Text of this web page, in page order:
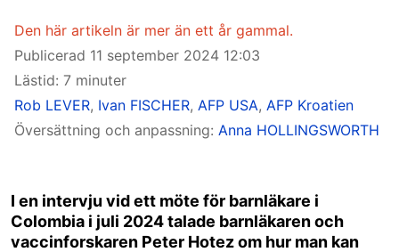
Den här artikeln är mer än ett år gammal.
Publicerad 11 september 2024 12:03
Lästid: 7 minuter
Rob LEVER, Ivan FISCHER, AFP USA, AFP Kroatien
Översättning och anpassning: Anna HOLLINGSWORTH
I en intervju vid ett möte för barnläkare i
Colombia i juli 2024 talade barnläkaren och
vaccinforskaren Peter Hotez om hur man kan